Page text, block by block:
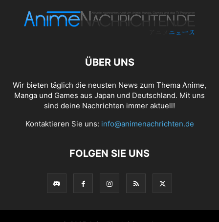
ÜBER UNS
Wir bieten täglich die neusten News zum Thema Anime,
Manga und Games aus Japan und Deutschland. Mit uns
sind deine Nachrichten immer aktuell!
Kontaktieren Sie uns: info@animenachrichten.de
FOLGEN SIE UNS